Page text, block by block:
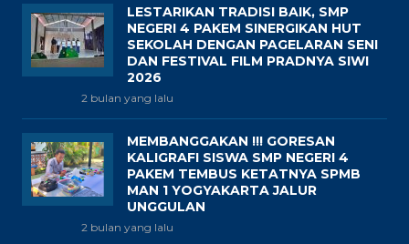
LESTARIKAN TRADISI BAIK, SMP
NEGERI 4 PAKEM SINERGIKAN HUT
SEKOLAH DENGAN PAGELARAN SENI
DAN FESTIVAL FILM PRADNYA SIWI
2026
2 bulan yang lalu
MEMBANGGAKAN !!! GORESAN
KALIGRAFI SISWA SMP NEGERI 4
PAKEM TEMBUS KETATNYA SPMB
MAN 1 YOGYAKARTA JALUR
UNGGULAN
2 bulan yang lalu